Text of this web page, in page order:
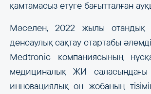
қамтамасыз етуге бағытталған
Мәселен, 2022 жылы отандық
денсаулық сақтау стартабы
Medtronic компаниясының
медициналық ЖИ
инновациялық он жобаның